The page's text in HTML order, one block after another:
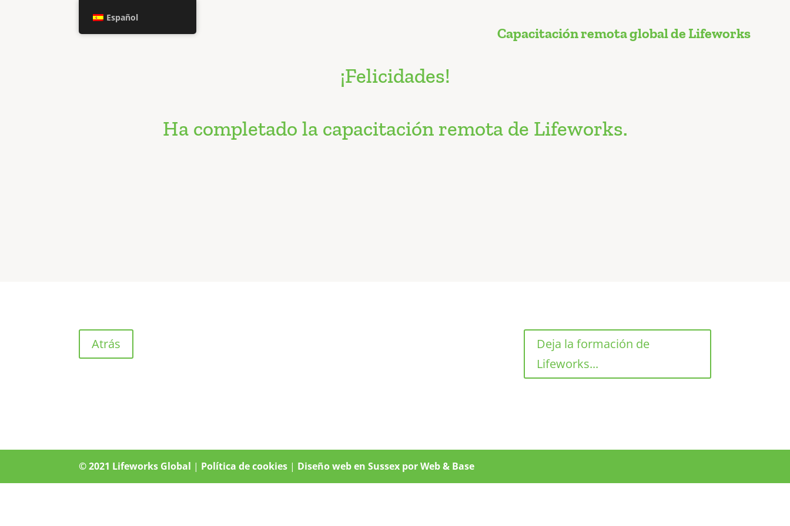
Capacitación remota global de Lifeworks
¡Felicidades!
Ha completado la capacitación remota de Lifeworks.
Atrás
Deja la formación de
Lifeworks...
© 2021 Lifeworks Global | Política de cookies | Diseño web en Sussex por Web & Base
Español